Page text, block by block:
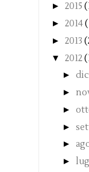
► 2015
► 2014
► 2013
▼ 2012
►
►
►
►
►
►